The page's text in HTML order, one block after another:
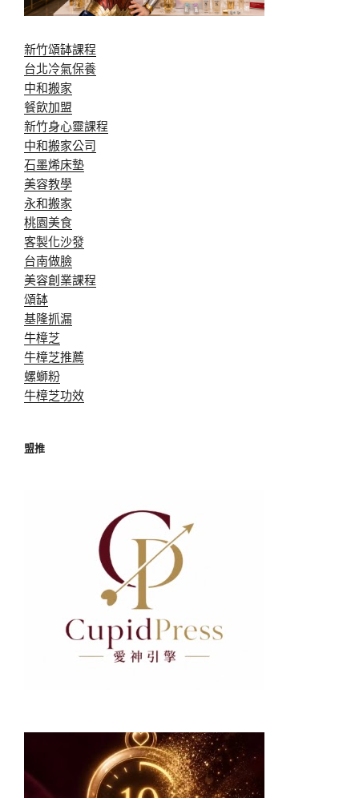
新竹頌缽課程
台北冷氣保養
中和搬家
餐飲加盟
新竹身心靈課程
中和搬家公司
石墨烯床墊
美容教學
永和搬家
桃園美食
客製化沙發
台南做臉
美容創業課程
頌缽
基隆抓漏
牛樟芝
牛樟芝推薦
螺螄粉
牛樟芝功效
盟推